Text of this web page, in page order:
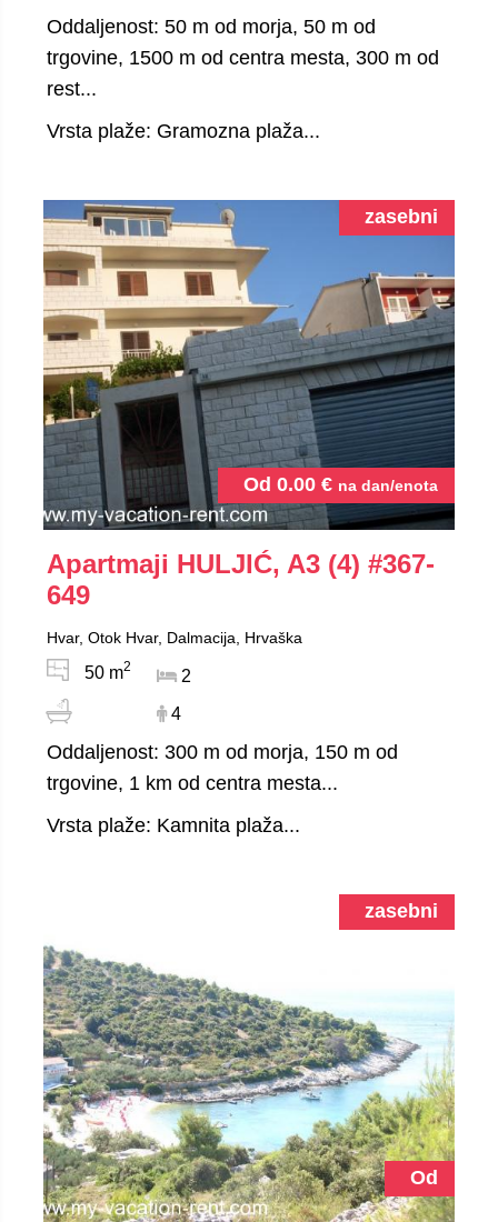
Oddaljenost: 50 m od morja, 50 m od
trgovine, 1500 m od centra mesta, 300 m od
rest...
Vrsta plaže: Gramozna plaža...
Od 0.00 € na dan/enota
zasebni
Apartmaji HULJIĆ, A3 (4) #367-
649
Hvar, Otok Hvar, Dalmacija, Hrvaška
50 m2
2
4
Oddaljenost: 300 m od morja, 150 m od
trgovine, 1 km od centra mesta...
Vrsta plaže: Kamnita plaža...
Od
zasebni